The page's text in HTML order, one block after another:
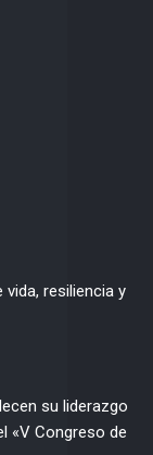
vida, resiliencia y
su liderazgo
«V Congreso de